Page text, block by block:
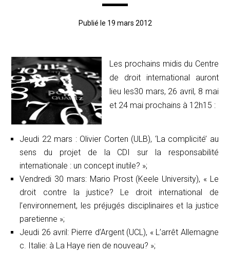
Publié le 19 mars 2012
Les prochains midis du Centre
de droit international auront
lieu les30 mars, 26 avril, 8 mai
et 24 mai prochains à 12h15 :
Jeudi 22 mars : Olivier Corten (ULB), ‘La complicité’ au
sens du projet de la CDI sur la responsabilité
internationale : un concept inutile? »;
Vendredi 30 mars: Mario Prost (Keele University), « Le
droit contre la justice? Le droit international de
l’environnement, les préjugés disciplinaires et la justice
paretienne »;
Jeudi 26 avril: Pierre d’Argent (UCL), « L’arrêt Allemagne
c. Italie: à La Haye rien de nouveau? »;